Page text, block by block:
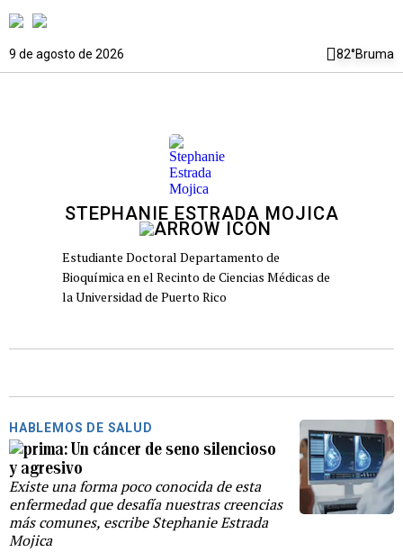
9 de agosto de 2026 82°Bruma
STEPHANIE ESTRADA MOJICA
Estudiante Doctoral Departamento de
Bioquímica en el Recinto de Ciencias Médicas de
la Universidad de Puerto Rico
HABLEMOS DE SALUD
Un cáncer de seno silencioso
y agresivo
Existe una forma poco conocida de esta
enfermedad que desafía nuestras creencias
más comunes, escribe Stephanie Estrada
Mojica